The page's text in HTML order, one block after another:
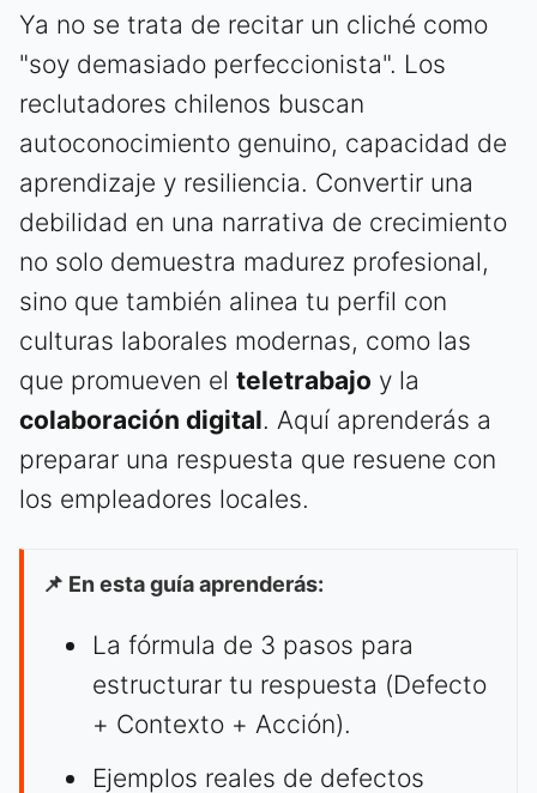
Ya no se trata de recitar un cliché como
"soy demasiado perfeccionista". Los
reclutadores chilenos buscan
autoconocimiento genuino, capacidad de
aprendizaje y resiliencia. Convertir una
debilidad en una narrativa de crecimiento
no solo demuestra madurez profesional,
sino que también alinea tu perfil con
culturas laborales modernas, como las
que promueven el teletrabajo y la
colaboración digital. Aquí aprenderás a
preparar una respuesta que resuene con
los empleadores locales.
📌 En esta guía aprenderás:
La fórmula de 3 pasos para
estructurar tu respuesta (Defecto
+ Contexto + Acción).
Ejemplos reales de defectos